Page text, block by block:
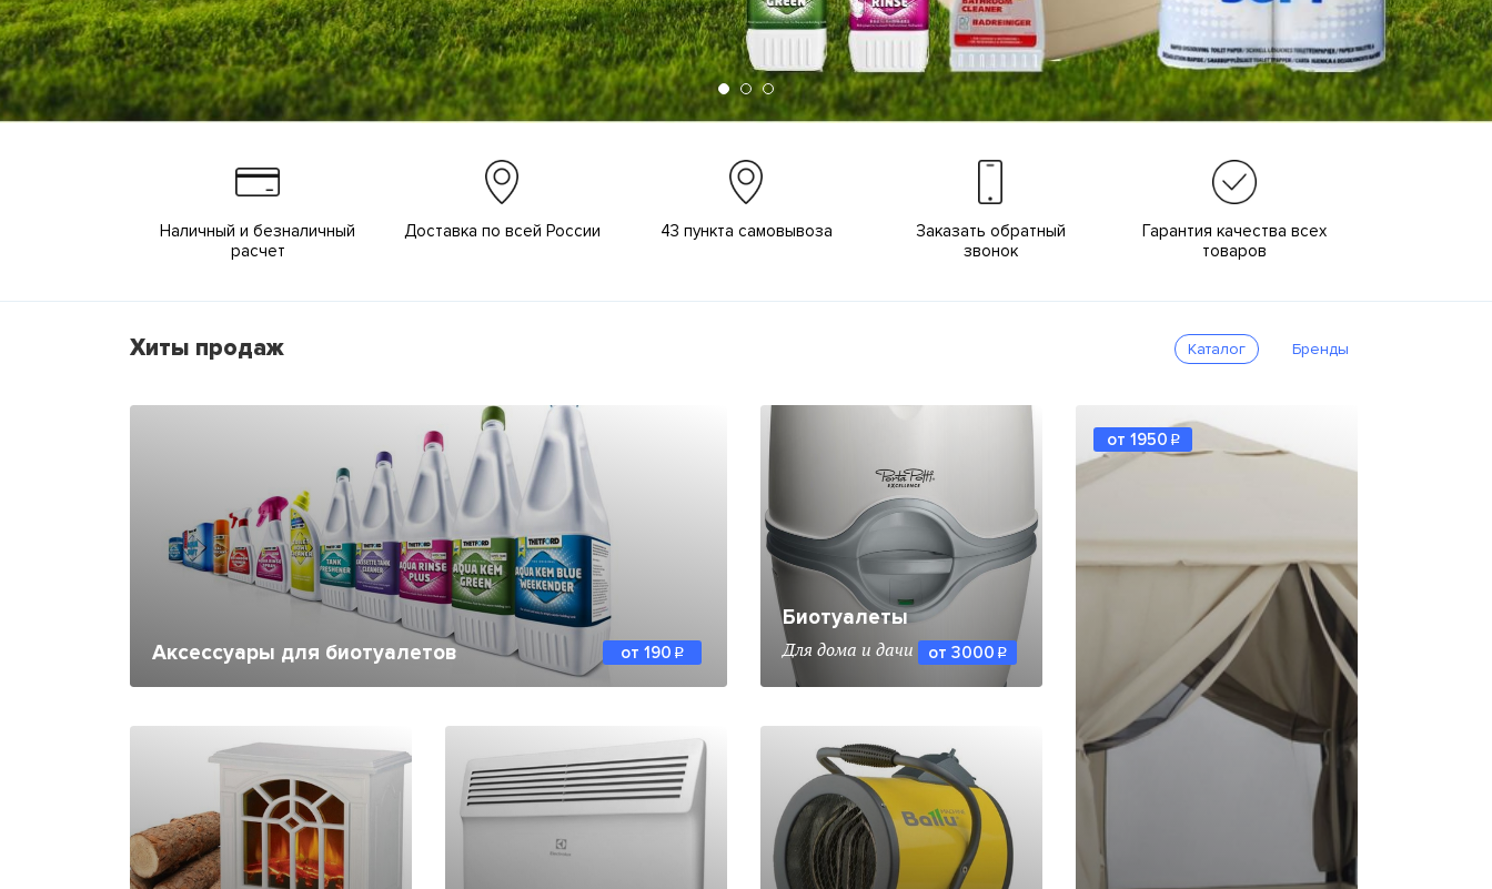
Наличный и безналичный
расчет
Доставка по всей России 43 пункта самовывоза
Заказать обратный
звонок
Гарантия качества всех
товаров
Хиты продаж Каталог Бренды
Аксессуары для биотуалетов от 190 q
Биотуалеты
Для дома и дачи от 3000 q
от 1950 q